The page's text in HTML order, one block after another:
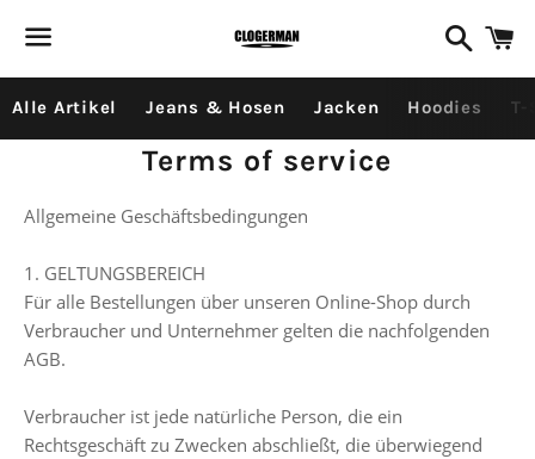
Search
Alle Artikel Jeans & Hosen Jacken Hoodies
Terms of service
Allgemeine Geschäftsbedingungen
1. GELTUNGSBEREICH
Für alle Bestellungen über unseren Online-Shop durch
Verbraucher und Unternehmer gelten die nachfolgenden
AGB.
Verbraucher ist jede natürliche Person, die ein
Rechtsgeschäft zu Zwecken abschließt, die überwiegend